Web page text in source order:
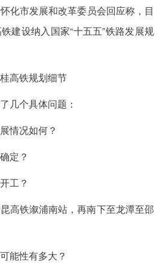
化市发展和改革委员会回应称，目
建设纳入国家“十五五”铁路发展规
高铁规划细节
几个具体问题：
情况如何？
定？
工？
高铁溆浦南站，再南下至龙潭至邵
能性有多大？